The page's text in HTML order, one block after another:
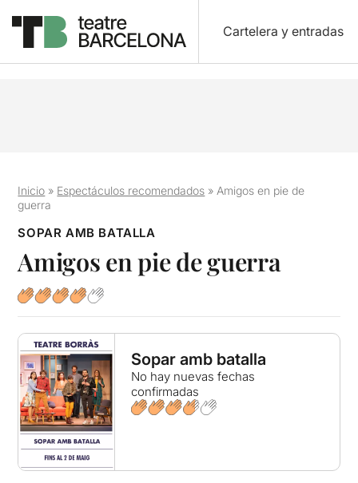
Cartelera y entradas
Inicio » Espectáculos recomendados » Amigos en pie de
guerra
SOPAR AMB BATALLA
Amigos en pie de guerra
Sopar amb batalla
No hay nuevas fechas
confirmadas